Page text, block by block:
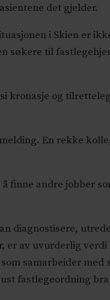
det gjelder.
i Skien er
søkere til
kronasje og
En rekke
finne andre jobber
diagnostisere,
er av uvurderlig
samarbeider med
fastlegeordning